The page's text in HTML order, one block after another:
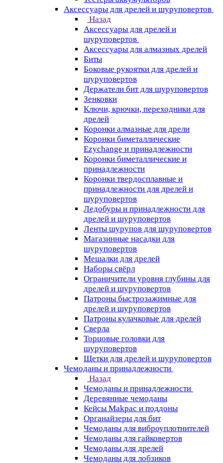
Аксессуары для дрелей и шуруповертов
Назад
Аксессуары для дрелей и
шуруповертов
Аксессуары для алмазных дрелей
Биты
Боковые рукоятки для дрелей и
шуруповертов
Держатели бит для шуруповертов
Зенковки
Ключи, крючки, переходники для
дрелей
Коронки алмазные для дрели
Коронки биметаллические
Ezychange и принадлежности
Коронки биметаллические и
принадлежности
Коронки твердосплавные и
принадлежности для дрелей и
шуруповертов
Ледобуры и принадлежности для
дрелей и шуруповертов
Ленты шурупов для шуруповертов
Магазинные насадки для
шуруповертов
Мешалки для дрелей
Наборы свёрл
Ограничители уровня глубины для
дрелей и шуруповертов
Патроны быстрозажимные для
дрелей и шуруповертов
Патроны кулачковые для дрелей
Сверла
Торцовые головки для
шуруповертов
Щетки для дрелей и шуруповертов
Чемоданы и принадлежности
Назад
Чемоданы и принадлежности
Деревянные чемоданы
Кейсы Makpac и поддоны
Органайзеры для бит
Чемоданы для виброуплотнителей
Чемоданы для гайковертов
Чемоданы для дрелей
Чемоданы для лобзиков